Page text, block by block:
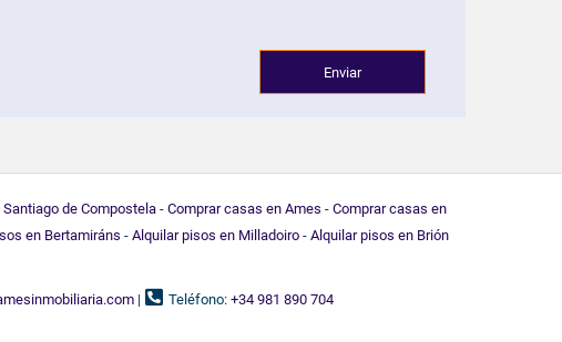
de Compostela - Comprar casas en Ames - Comprar casas en
en Bertamiráns - Alquilar pisos en Milladoiro - Alquilar pisos en Brión
| Teléfono: +34 981 890 704